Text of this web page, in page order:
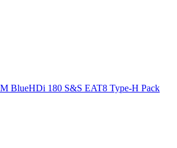
BlueHDi 180 S&S EAT8 Type-H Pack